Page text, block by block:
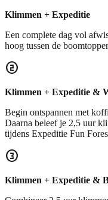
Klimmen + Expeditie
Een complete dag vol
hoog tussen de
counter_2
Klimmen + Expeditie &
Begin ontspannen met
Daarna beleef je 2,5 uur
tijdens Expeditie Fun
counter_3
Klimmen + Expeditie &